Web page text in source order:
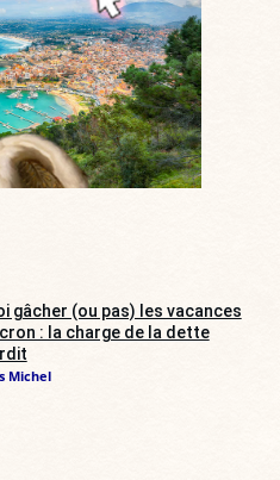
gâcher (ou pas) les vacances
: la charge de la dette
Michel